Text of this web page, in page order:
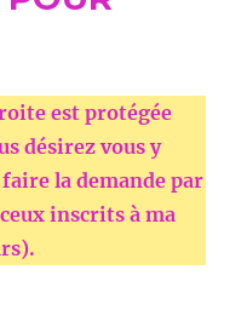
est protégée
désirez vous y
la demande par
inscrits à ma